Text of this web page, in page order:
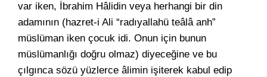
var iken, İbrahim Hâlidin veya herhangi bir din
adamının (hazret-i Ali “radıyallahü teâlâ anh”
müslüman iken çocuk idi. Onun için bunun
müslümanlığı doğru olmaz) diyeceğine ve bu
çılgınca sözü yüzlerce âlimin işiterek kabul edip